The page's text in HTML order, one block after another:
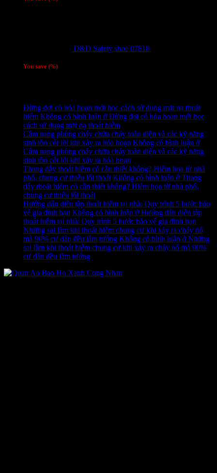
D&D Safety shoe 07818
You save (%)
Đừng đợi có hỏa hoạn mới học cách sử dụng mặt nạ thoát
hiểm Không có bình luận ở Đừng đợi có hỏa hoạn mới học
cách sử dụng mặt nạ thoát hiểm
Cẩm nang phòng cháy chữa cháy toàn diện và các kỹ năng
sinh tồn cốt lõi khi xảy ra hỏa hoạn Không có bình luận ở
Cẩm nang phòng cháy chữa cháy toàn diện và các kỹ năng
sinh tồn cốt lõi khi xảy ra hỏa hoạn
Thang dây thoát hiểm có cần thiết không? Hiểm họa từ nhà
phố, chung cư thiếu lối thoát Không có bình luận ở Thang
dây thoát hiểm có cần thiết không? Hiểm họa từ nhà phố,
chung cư thiếu lối thoát
Hướng dẫn diễn tập thoát hiểm tại nhà: Quy trình 5 bước bảo
vệ gia đình bạn Không có bình luận ở Hướng dẫn diễn tập
thoát hiểm tại nhà: Quy trình 5 bước bảo vệ gia đình bạn
Những sai lầm khi thoát hiểm chung cư khi xảy ra cháy nổ
mà 90% cư dân đều lầm tưởng Không có bình luận ở Những
sai lầm khi thoát hiểm chung cư khi xảy ra cháy nổ mà 90%
cư dân đều lầm tưởng